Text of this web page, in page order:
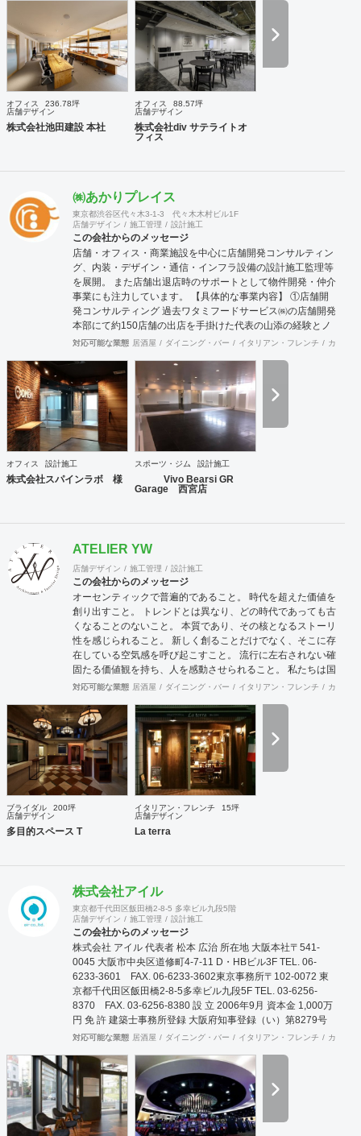
計・ランドスケープデザイン等の専門家と協働し、大規模建
築物や高度な設計にも対応致します。 ご要望に合わせて、設
計・デザインに加えて、予算管理・工程管理・別途工事の一
括管理等を含めたプロジェクトマネジメントを担い、ワンス
トップでのプロジェクト推進を行います。発注管理における
クライアントのご負担を軽減するとともに、第三者的な立場
に適うコスト管理と、工事品質の向上を実現致します。 ま
た、新規サービス立上げやリブランディングに際しては、空
間デザイン的な見地から事業企画やCI計画・デザインマニュ
件においては、英語での設計・PMサービスをご提供できる
----------------------------------------------------------------------------------
---------------------------------- 商号： 株式会社ビスポー
クアーキテクツ / Bespoke architects Inc. 登録： 一
級建築士事務所 東京都知事登録 第64040号
建築士賠償責任補償制度（公益社団法人 日本
建築士連合会） 代表取締役： 丸島 潤 （一級建築士 / 管
理建築士） 所在地： 〒152-0002 東京都目黒区目黒
本町 5-14-14-B1F TEL： 03-6452-4248
FAX： 03-6452-4249 創業： 2016年2月
（法人設立：2020年9月） Webサイト: https://bspk.jp
オフィス
236.78坪
店舗デザイン
株式会社池田建設 本社
オフィス
88.57坪
店舗デザイン
株式会社div サテライトオ
フィス
㈱あかりプレイス
東京都渋谷区代々木3-1-3 代々木木村ビル1F
店舗デザイン
施工管理 設計施工
この会社からのメッセージ
店舗・オフィス・商業施設を中心に店舗開発コンサルティン
グ、内装・デザイン・通信・インフラ設備の設計施工監理等
を展開。 また店舗出退店時のサポートとして物件開発・仲介
事業にも注力しています。 【具体的な事業内容】 ①店舗開
発コンサルティング 過去ワタミフードサービス㈱の店舗開発
本部にて約150店舗の出店を手掛けた代表の山添の経験とノ
ウハウが凝縮した事業。 物件開発だけではなく、店舗の出店
に関わる全ての業務をトータル的にサポート致します。 ②内
装工事・施工監理 会社設立から36年目という豊富な経験実
績により、高い技術を持った職人と経験豊富な現場監理によ
り、店舗デザイン設計から施工監理までを一括してワンスト
ップでご提供いたします。 ③不動産仲介（店舗・オフィス仲
介、サブリース） 多くの出退店に携わってきたネットワーク
を活かし、退店前情報から居抜き物件情報や首都圏を中心に
全国のオフィスビルや店舗物件の情報を集約し、出店希望の
多い都心部、郊外主要駅をはじめ、ロードサイドの主要幹線
対応可能な業態 居酒屋 ダイニング・バー イタリアン・フレンチ カフェ
オフィス 設計施工
株式会社スパインラボ 様
スポーツ・ジム 設計施工
Vivo Bearsi GR
Garage 西宮店
ATELIER YW
店舗デザイン 施工管理 設計施工
この会社からのメッセージ
オーセンティックで普遍的であること。 時代を超えた価値を
創り出すこと。 トレンドとは異なり、どの時代であっても古
くなることのないこと。 本質であり、その核となるストーリ
性を感じられること。 新しく創ることだけでなく、そこに存
在している空気感を呼び起こすこと。 流行に左右されない確
固たる価値観を持ち、人を感動させられること。 私たちは国
際的なバランス感覚を持ちながら、 柔軟に設計デザインする
続けていきたいと考えています。
対応可能な業態 居酒屋 ダイニング・バー イタリアン・フレンチ カフェ
ブライダル
200坪
店舗デザイン
多目的スペース T
イタリアン・フレンチ
15坪
店舗デザイン
La terra
株式会社アイル
東京都千代田区飯田橋2-8-5 多幸ビル九段5階
店舗デザイン
施工管理 設計施工
この会社からのメッセージ
株式会社 アイル 代表者 松本 広治 所在地 大阪本社〒541-
0045 大阪市中央区道修町4-7-11 D・HBビル3F TEL. 06-
6233-3601 FAX. 06-6233-3602東京事務所〒102-0072 東
京都千代田区飯田橋2-8-5多幸ビル九段5F TEL. 03-6256-
8370 FAX. 03-6256-8380 設 立 2006年9月 資本金 1,000万
円 免 許 建築士事務所登録 大阪府知事登録（い）第8279号
建築業許可 大阪府知事登録（般-20）第131632号 屋外広告
の設置及び施工、ビルリノベーション、メンテナンス、現状
復旧工事、環境機器販売 取引銀行 三菱東京UFJ銀行 心斎橋
支店 近畿大阪銀行 本町営業部 大阪信用金庫 西支店
対応可能な業態 居酒屋 ダイニング・バー イタリアン・フレンチ カフェ